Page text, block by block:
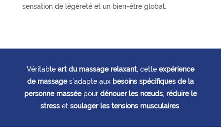
sensation de légèreté et un bien-être global.
Véritable art du massage relaxant, cette expérience
de massages’adapte aux besoins spécifiques de la
personne masséepour dénouer les nœuds, réduire le
stresset soulager les tensions musculaires.